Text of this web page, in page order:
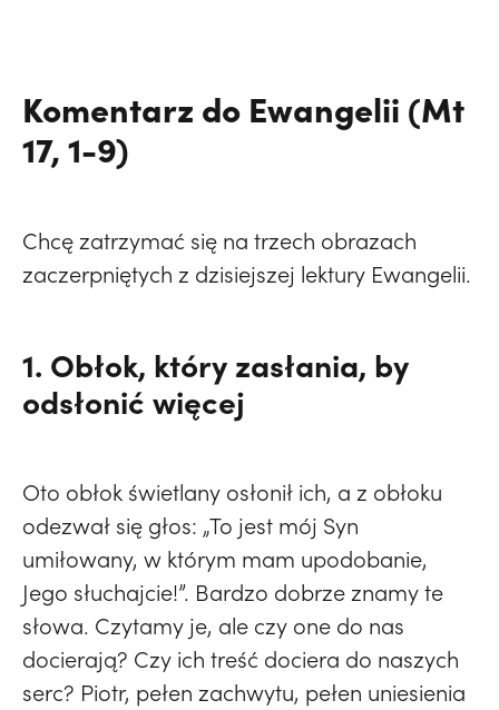
Komentarz do Ewangelii (Mt
17, 1-9)
Chcę zatrzymać się na trzech obrazach
zaczerpniętych z dzisiejszej lektury Ewangelii.
1. Obłok, który zasłania, by
odsłonić więcej
Oto obłok świetlany osłonił ich, a z obłoku
odezwał się głos: „To jest mój Syn
umiłowany, w którym mam upodobanie,
Jego słuchajcie!”. Bardzo dobrze znamy te
słowa. Czytamy je, ale czy one do nas
docierają? Czy ich treść dociera do naszych
serc? Piotr, pełen zachwytu, pełen uniesienia